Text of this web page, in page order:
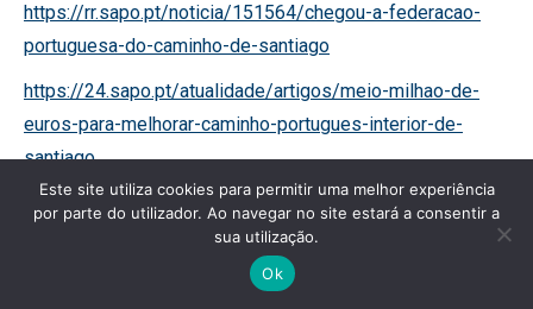
https://rr.sapo.pt/noticia/151564/chegou-a-federacao-
portuguesa-do-caminho-de-santiago
https://24.sapo.pt/atualidade/artigos/meio-milhao-de-
euros-para-melhorar-caminho-portugues-interior-de-
santiago
https://www.youtube.com/watch?v=_hsAIVC3H2o
https://www.avozdetrasosmontes.pt/noticia/22044
https://www.facebook.com/
Este site utiliza cookies para permitir uma melhor experiência
por parte do utilizador. Ao navegar no site estará a consentir a
sua utilização.
Ok